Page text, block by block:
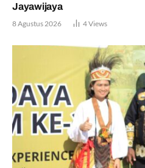
Jayawijaya
8 Agustus 2026 4Views